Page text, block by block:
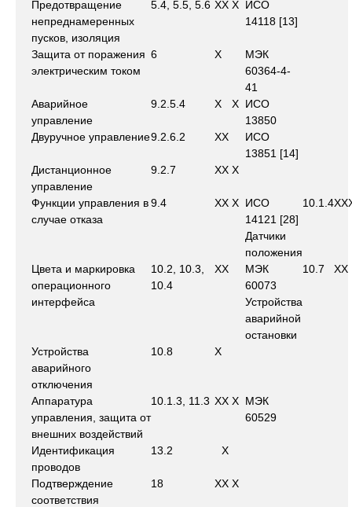
Предотвращение
непреднамеренных
пусков, изоляция
5.4, 5.5, 5.6 XX X ИСО
14118 [13]
Защита от поражения
электрическим током
6 X
МЭК
60364-4-
41
Аварийное
управление
9.2.5.4 X X ИСО
13850
Двуручное управление9.2.6.2 XX
ИСО
13851 [14]
Дистанционное
управление
9.2.7 XX X
Функции управления в
случае отказа
9.4 XX X ИСО
14121 [28]
Датчики
положения
10.1.4XX
Цвета и маркировка
операционного
интерфейса
10.2, 10.3,
10.4
XX
МЭК
60073
Устройства
аварийной
остановки
10.7 XX
Устройства
аварийного
отключения
10.8 X
Аппаратура
управления, защита от
внешних воздействий
10.1.3, 11.3 XX X МЭК
60529
Идентификация
проводов
13.2 X
Подтверждение
соответствия
18 XX X